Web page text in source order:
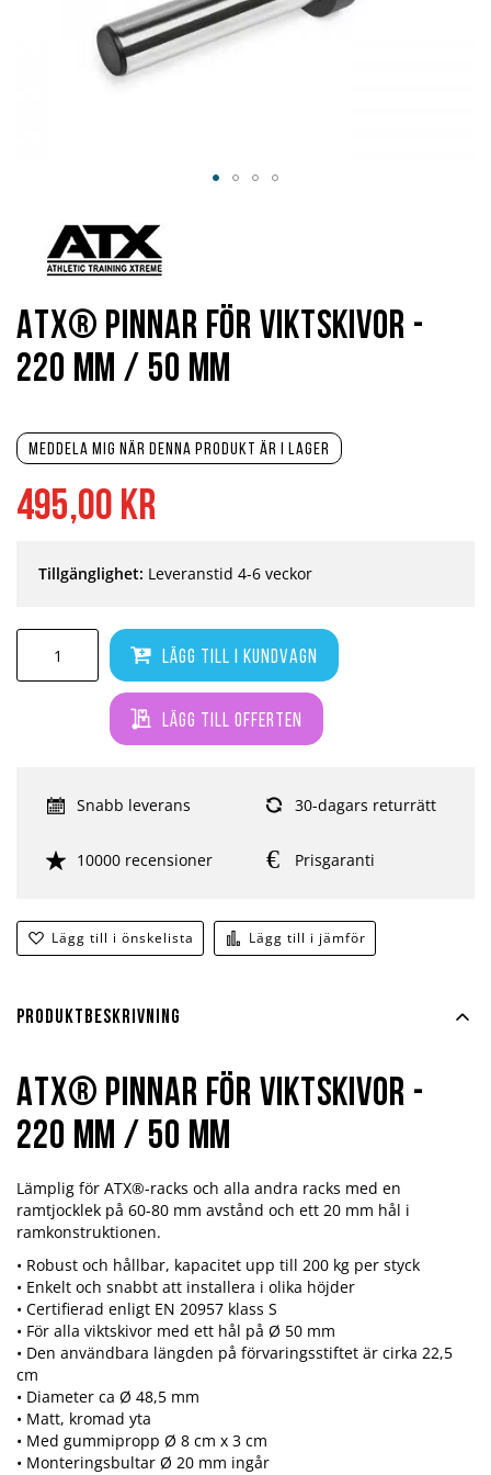
495,00 kr
Meddela mig när denna produkt är i lager
Lägg till i kundvagn
Lägg till offerten
Lägg till i önskelista Lägg till i jämför
Tillgänglighet: Leveranstid 4-6 veckor
Snabb leverans 30-dagars returrätt
10000 recensioner Prisgaranti
ATX® Pinnar För Viktskivor -
220 mm / 50 mm
början
bildgalleriet
Produktbeskrivning
ATX® Pinnar För Viktskivor -
220 mm / 50 mm
Lämplig för ATX®-racks och alla andra racks med en
ramtjocklek på 60-80 mm avstånd och ett 20 mm hål i
ramkonstruktionen.
• Robust och hållbar, kapacitet upp till 200 kg per styck
• Enkelt och snabbt att installera i olika höjder
• Certifierad enligt EN 20957 klass S
• För alla viktskivor med ett hål på Ø 50 mm
• Den användbara längden på förvaringsstiftet är cirka 22,5
cm
• Diameter ca Ø 48,5 mm
• Matt, kromad yta
• Med gummipropp Ø 8 cm x 3 cm
• Monteringsbultar Ø 20 mm ingår